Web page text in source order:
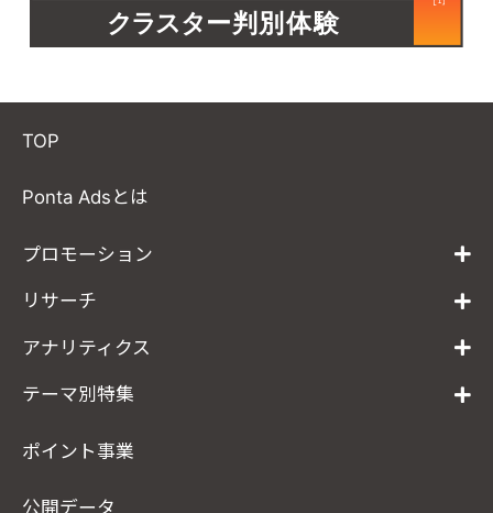
TOP
Ponta Adsとは
プロモーション
リサーチ
アナリティクス
テーマ別特集
ポイント事業
公開データ